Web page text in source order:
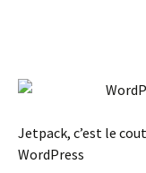
Jetpack, c’est le
WordPress